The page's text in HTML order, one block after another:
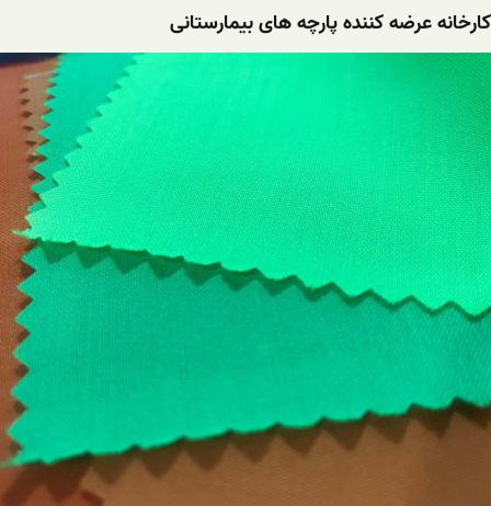
کارخانه عرضه کننده پارچه های بیمارستانی